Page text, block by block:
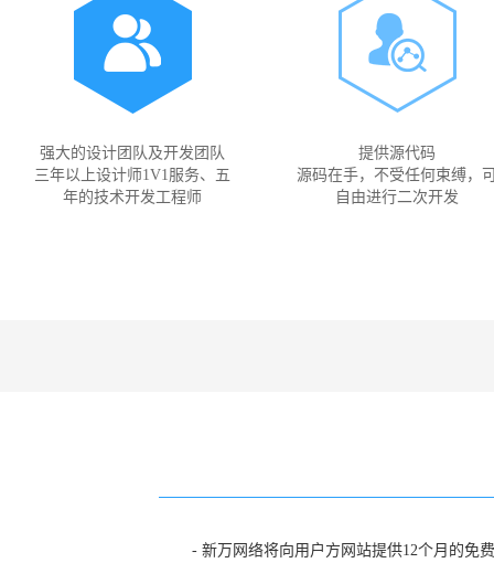
强大的设计团队及开发团队
三年以上设计师1V1服务、五
年的技术开发工程师
提供源代码
源码在手，不受任何束缚，
自由进行二次开发
- 新万网络将向用户方网站提供12个月的免